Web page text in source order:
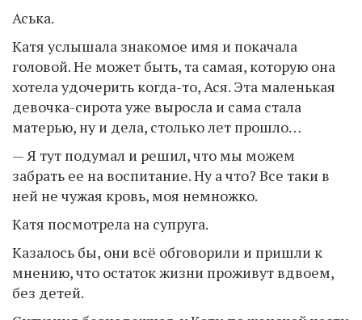
Аська.
Катя услышала знакомое имя и покачала
головой. Не может быть, та самая, которую она
хотела удочерить когда-то, Ася. Эта маленькая
девочка-сирота уже выросла и сама стала
матерью, ну и дела, столько лет прошло…
— Я тут подумал и решил, что мы можем
забрать ее на воспитание. Ну а что? Все таки в
ней не чужая кровь, моя немножко.
Катя посмотрела на супруга.
Казалось бы, они всё обговорили и пришли к
мнению, что остаток жизни проживут вдвоем,
без детей.